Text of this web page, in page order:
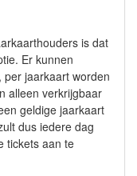
is dat
Er kunnen
per jaarkaart worden
alleen verkrijgbaar
geldige jaarkaart
dus iedere dag
tickets aan te